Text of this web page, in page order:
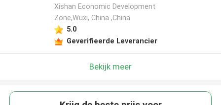
Xishan Economic Development
Zone,Wuxi, China ,China
5.0
Geverifieerde Leverancier
Bekijk meer